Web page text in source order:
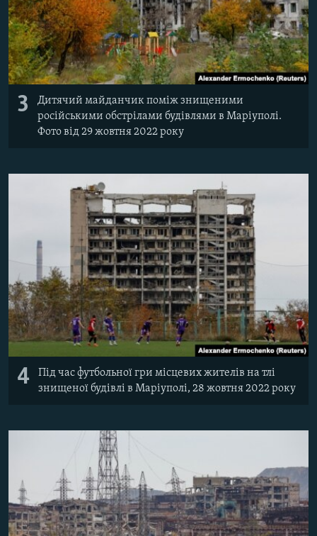
3
Дитячий майданчик поміж знищеними
російськими обстрілами будівлями в Маріуполі.
Фото від 29 жовтня 2022 року
4
Під час футбольної гри місцевих жителів на тлі
знищеної будівлі в Маріуполі, 28 жовтня 2022 року